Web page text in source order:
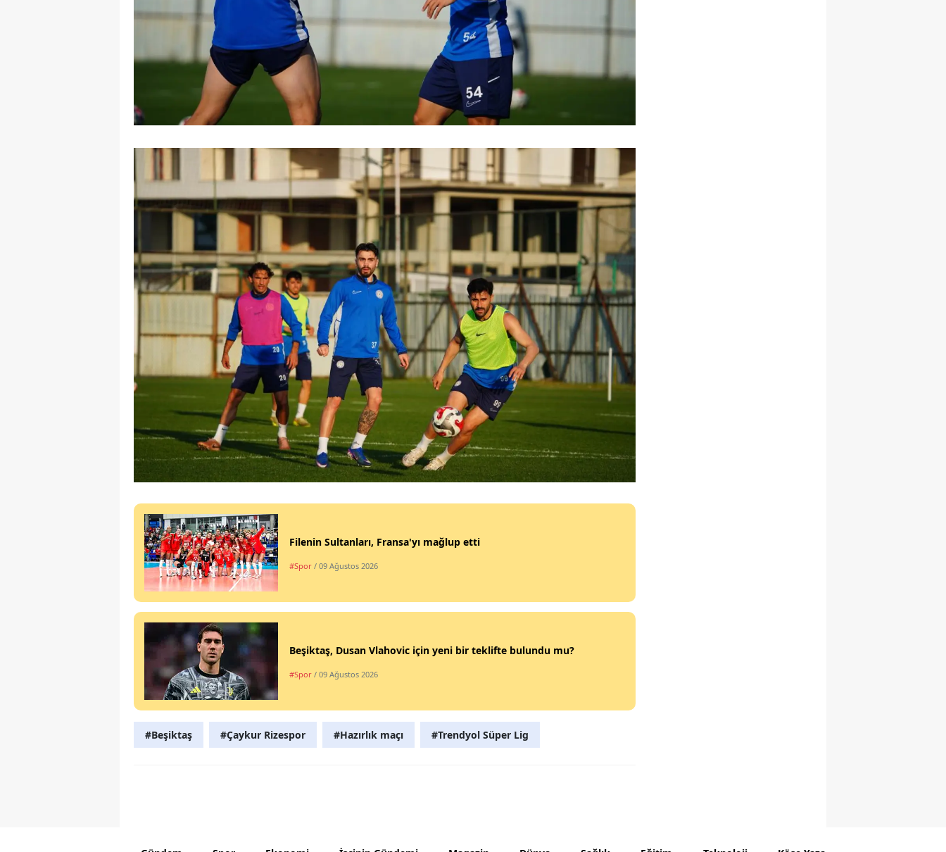
Mardin
Muş
Nevşehir
Niğde
Ordu
Rize
Sakarya
Samsun
Siirt
Sinop
Sivas
Tekirdağ
Tunceli
Şanlıurfa
Uşak
Bayburt
Batman
Filenin Sultanları, Fransa'yı mağlup etti
#Spor / 09 Ağustos 2026
Beşiktaş, Dusan Vlahovic için yeni bir teklifte bulundu mu?
#Spor / 09 Ağustos 2026
#Beşiktaş #Çaykur Rizespor #Hazırlık maçı #Trendyol Süper Lig